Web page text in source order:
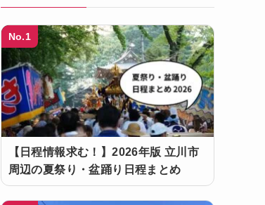
No.1
【日程情報求む！】2026年版 立川市
周辺の夏祭り・盆踊り日程まとめ